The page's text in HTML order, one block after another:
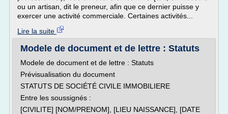
ou un artisan, dit le preneur, afin que ce dernier puisse y
exercer une activité commerciale. Certaines activités...
Lire la suite
Modele de document et de lettre : Statuts
Modele de document et de lettre : Statuts
Prévisualisation du document
STATUTS DE SOCIÉTÉ CIVILE IMMOBILIERE
Entre les soussignés :
[CIVILITE] [NOM/PRENOM], [LIEU NAISSANCE], [DATE